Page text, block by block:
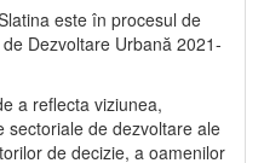
este în procesul de
Dezvoltare Urbană 2021‐
a reflecta viziunea,
sectoriale de dezvoltare ale
de decizie, a oamenilor